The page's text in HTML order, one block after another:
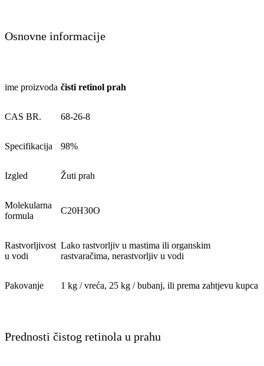
Osnovne informacije
ime proizvoda čisti retinol prah
CAS BR. 68-26-8
Specifikacija 98%
Izgled Žuti prah
Molekularna
formula
C20H30O
Rastvorljivost
u vodi
Lako rastvorljiv u mastima ili organskim
rastvaračima, nerastvorljiv u vodi
Pakovanje 1 kg / vreća, 25 kg / bubanj, ili prema zahtjevu kupca
Prednosti čistog retinola u prahu